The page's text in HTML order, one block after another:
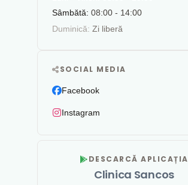
Sâmbătă: 08:00 - 14:00
Duminică: Zi liberă
SOCIAL MEDIA
Facebook
Instagram
DESCARCĂ APLICAȚIA
Clinica Sancos